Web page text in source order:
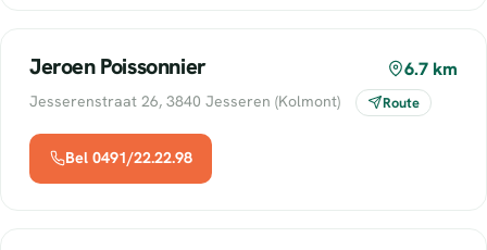
Jeroen Poissonnier 6.7 km
Jesserenstraat 26, 3840 Jesseren (Kolmont) Route
Bel 0491/22.22.98